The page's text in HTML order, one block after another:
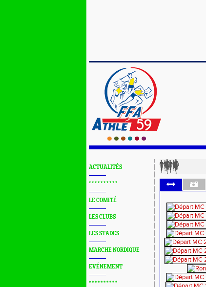
ACTUALITÉS
* * * * * * * * * *
LE COMITÉ
LES CLUBS
LES STADES
MARCHE NORDIQUE
EVÉNEMENT
* * * * * * * * * *